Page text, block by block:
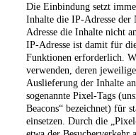
Die Einbindung setzt
Inhalte die IP-Adresse der
Adresse die Inhalte nicht
IP-Adresse ist damit für
Funktionen erforderlich.
verwenden, deren
Auslieferung der Inhalte
sogenannte Pixel-Tags
Beacons“ bezeichnet) für
einsetzen. Durch die